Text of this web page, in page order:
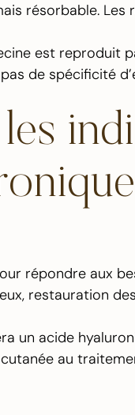
résorbable.
est reproduit
de spécificité
répondre aux
restauration
un acide
au